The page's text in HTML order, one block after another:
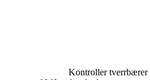
Kontroller tverrbærer